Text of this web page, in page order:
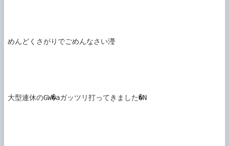
めんどくさがりでごめんなさい瀅
大型連休のGW�aガッツリ打ってきました�N